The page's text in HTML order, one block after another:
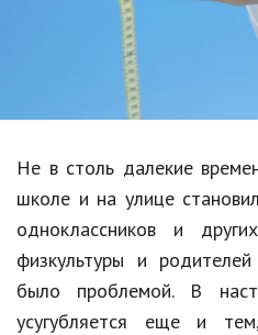
Образование
Спорт
Знаменитости
Статьи
Не в столь далекие
школе и на улице
одноклассников и
физкультуры и
было проблемой. В
усугубляется еще и